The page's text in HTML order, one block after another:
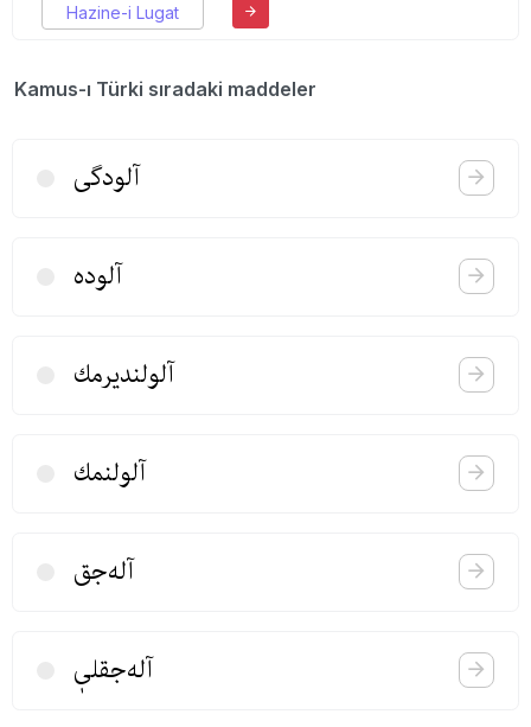
Hazine-i Lugat
Kamus-ı Türki sıradaki maddeler
آلودگی
آلوده
آلولندیرمك
آلولنمك
آله‌جق
آله‌جقلیٖ